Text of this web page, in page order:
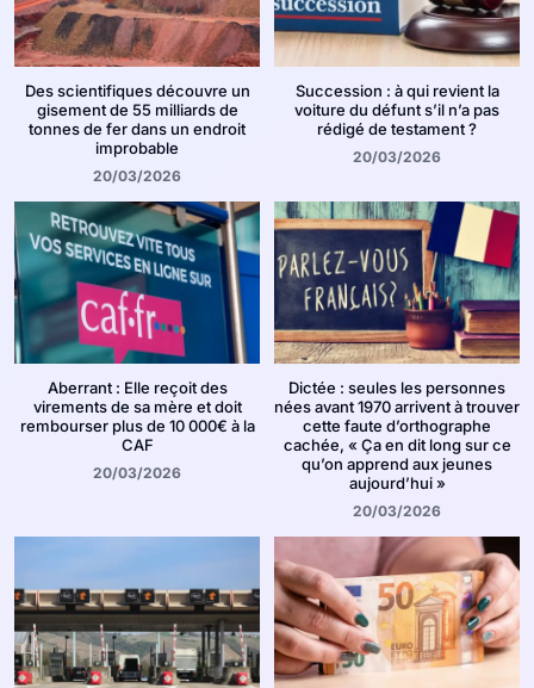
Des scientifiques découvre un
gisement de 55 milliards de
tonnes de fer dans un endroit
improbable
20/03/2026
Succession : à qui revient la
voiture du défunt s’il n’a pas
rédigé de testament ?
20/03/2026
Aberrant : Elle reçoit des
virements de sa mère et doit
rembourser plus de 10 000€ à la
CAF
20/03/2026
Dictée : seules les personnes
nées avant 1970 arrivent à trouver
cette faute d’orthographe
cachée, « Ça en dit long sur ce
qu’on apprend aux jeunes
aujourd’hui »
20/03/2026